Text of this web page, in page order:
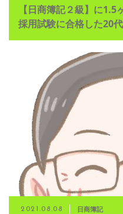
【日商簿記２級】に1.5
採用試験に合格した20
2021.08.08 日商簿記